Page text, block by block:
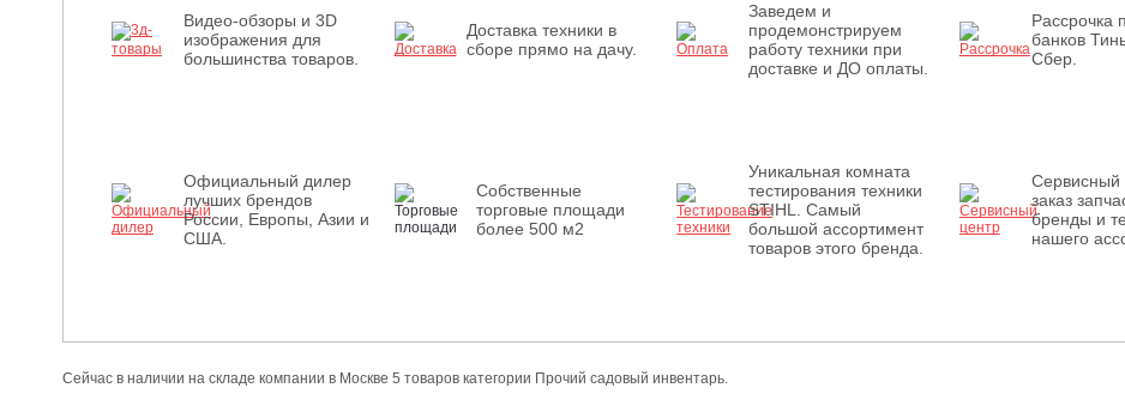
Видео-обзоры и 3D
изображения для
большинства товаров.
Доставка техники в
сборе прямо на дачу.
Заведем и
продемонстрируем
работу техники при
доставке и ДО оплаты.
Рассрочка
банков
Сбер.
Официальный дилер
лучших брендов
России, Европы, Азии и
США.
Собственные
торговые площади
более 500 м2
Уникальная комната
тестирования техники
STIHL. Самый
большой ассортимент
товаров этого бренда.
Сервисный
заказ
бренды и
нашего
Сейчас в наличии на складе компании в Москве 5 товаров категории Прочий садовый инвентарь.